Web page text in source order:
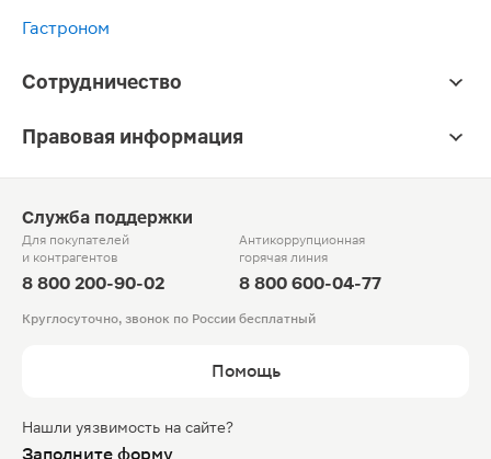
Гастроном
Сотрудничество
Правовая информация
Служба поддержки
Для покупателей
и контрагентов
8 800 200-90-02
Антикоррупционная
горячая линия
8 800 600-04-77
Круглосуточно, звонок по России бесплатный
Помощь
Нашли уязвимость на сайте?
Заполните форму